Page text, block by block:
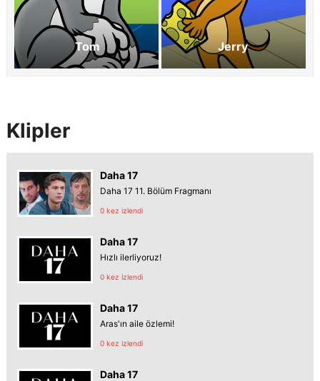
Tom Jerry
Klipler
Daha 17
Daha 17 11. Bölüm Fragmanı
0 kez izlendi
Daha 17
Hızlı ilerliyoruz!
0 kez izlendi
Daha 17
Aras'ın aile özlemi!
0 kez izlendi
Daha 17